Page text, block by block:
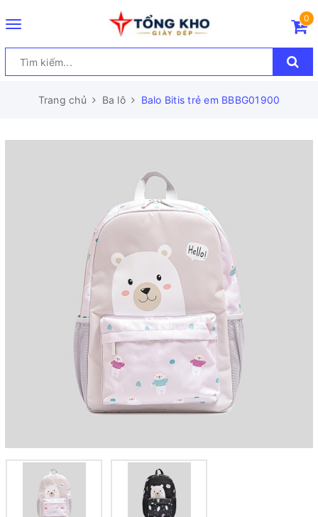
Toggle
0
Trang chủ Ba lô Balo Bitis trẻ em BBBG01900